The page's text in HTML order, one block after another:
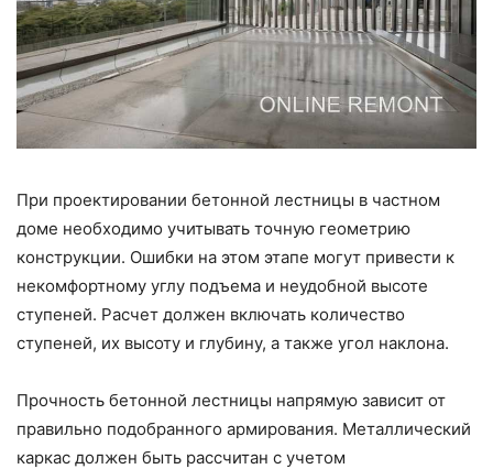
При проектировании бетонной лестницы в частном
доме необходимо учитывать точную геометрию
конструкции. Ошибки на этом этапе могут привести к
некомфортному углу подъема и неудобной высоте
ступеней. Расчет должен включать количество
ступеней, их высоту и глубину, а также угол наклона.
Прочность бетонной лестницы напрямую зависит от
правильно подобранного армирования. Металлический
каркас должен быть рассчитан с учетом